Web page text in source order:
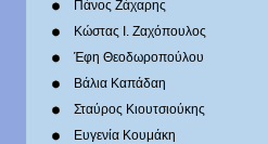
Πάνος Ζάχαρης
Κώστας Ι. Ζαχόπουλoς
Έφη Θεοδωροπούλου
Βάλια Καπάδαη
Σταύρος Κιουτσιούκης
Ευγενία Κουμάκη